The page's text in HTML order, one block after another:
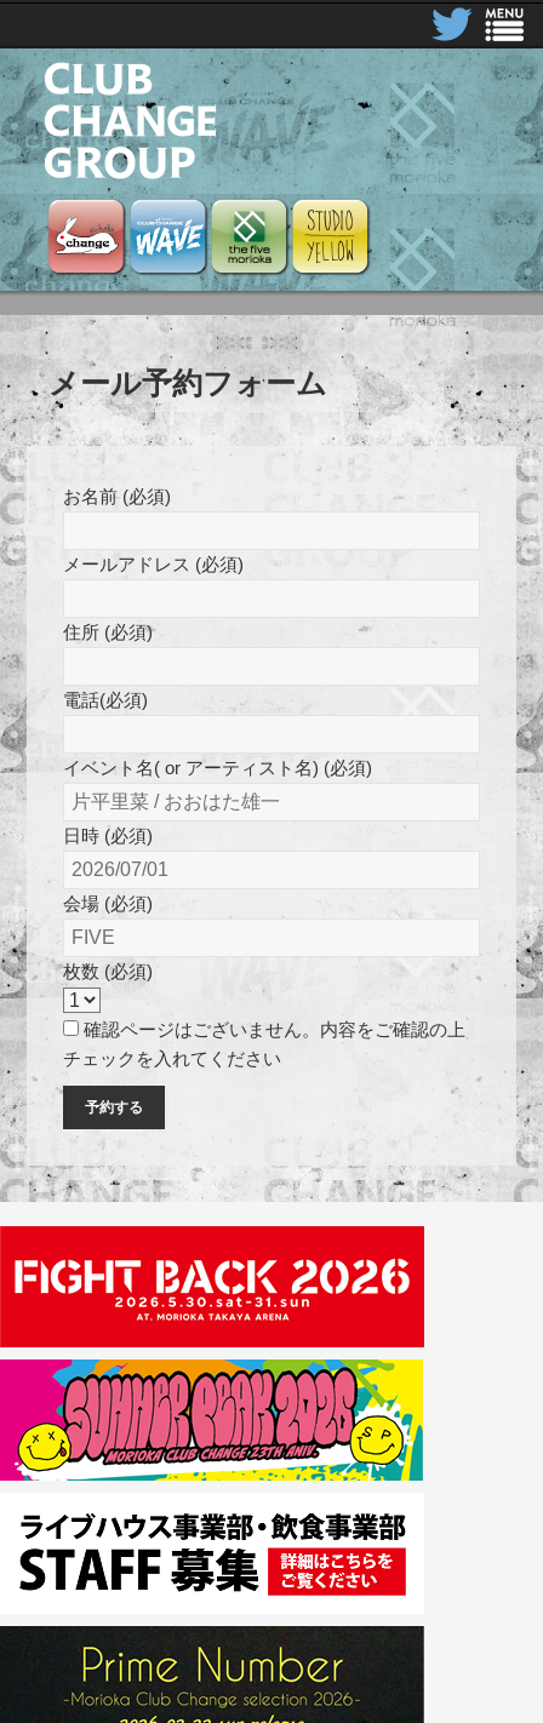
CLUB CHANGE GROUP
Club ChangeClub Change Wave
the five moriokaSTUDIO YELLOW
メール予約フォーム
お名前 (必須)
メールアドレス (必須)
住所 (必須)
電話(必須)
イベント名( or アーティスト名) (必須)
日時 (必須)
会場 (必須)
枚数 (必須)
確認ページはございません。内容をご確認の上
チェックを入れてください